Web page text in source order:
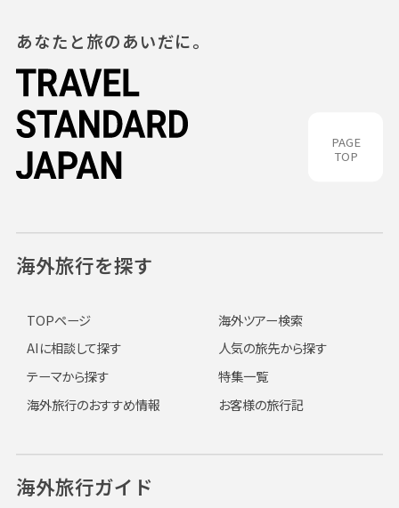
PAGE
TOP
あなたと旅のあいだに。
海外旅行を探す
TOPページ
海外ツアー検索
AIに相談して探す
人気の旅先から探す
テーマから探す
特集一覧
海外旅行のおすすめ情報
お客様の旅行記
海外旅行ガイド